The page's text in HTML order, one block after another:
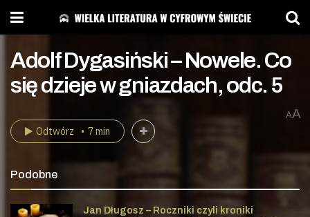
Adolf Dygasiński – Nowele. Co
się dzieje w gniazdach, odc. 5
AA
Odtwórz 7 min
Podobne
Jan Długosz – Roczniki czyli kroniki